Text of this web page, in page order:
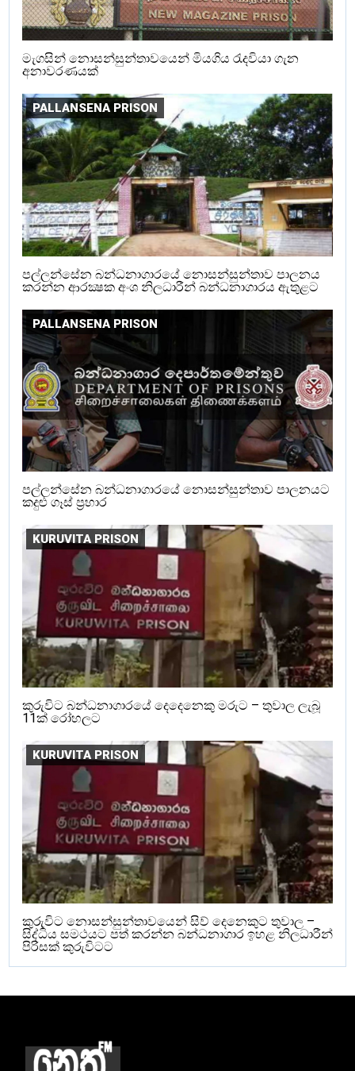
මැගසින් නොසන්සුන්තාවයෙන් මියගිය රැදවියා ගැන
අනාවරණයක්
PALLANSENA PRISON
පල්ලන්සේන බන්ධනාගාරයේ නොසන්සුන්තාව පාලනය
කරන්න ආරක්‍ෂක අංශ නිලධාරීන් බන්ධනාගාරය ඇතුළට
PALLANSENA PRISON
පල්ලන්සේන බන්ධනාගාරයේ නොසන්සුන්තාව පාලනයට
කදුළු ගෑස් ප්‍රහාර
KURUVITA PRISON
කුරුවිට බන්ධනාගාරයේ දෙදෙනෙකු මරුට – තුවාල ලැබූ
11ක් රෝහලට
KURUVITA PRISON
කුරුවිට නොසන්සුන්තාවයෙන් සිව් දෙනෙකුට තුවාල –
සිද්ධිය සමථයට පත් කරන්න බන්ධනාගාර ඉහළ නිලධාරීන්
පිරිසක් කුරුවිටට